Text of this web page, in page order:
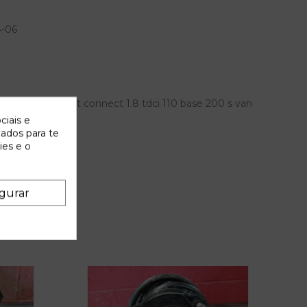
06
para ford transit connect 1.8 tdci 110 base 200 s van
e
para te
e o